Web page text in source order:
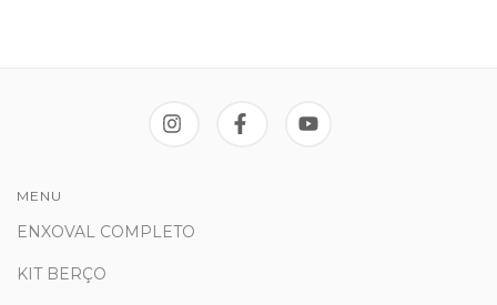
MENU
ENXOVAL COMPLETO
KIT BERÇO